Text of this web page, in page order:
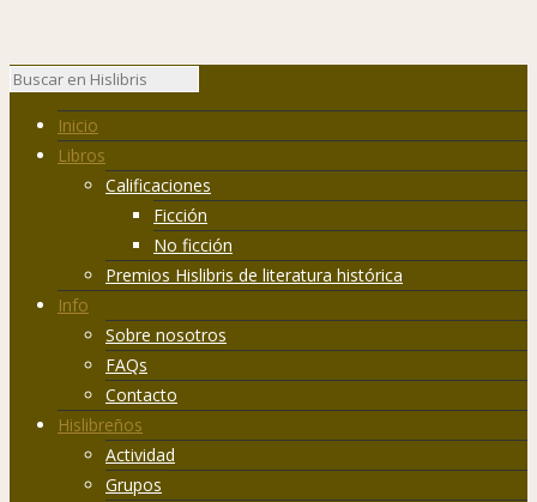
Inicio
Libros
Calificaciones
Ficción
No ficción
Premios Hislibris de literatura histórica
Info
Sobre nosotros
FAQs
Contacto
Hislibreños
Actividad
Grupos